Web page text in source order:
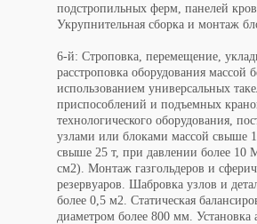
подстропильных ферм, панелей
Укрупнительная сборка и монтаж
6-й: Строповка, перемещение,
расстроповка оборудования массой
использованием универсальных
приспособлений и подъемных
технологического оборудования,
узлами или блоками массой свыше
свыше 25 т, при давлении более 10
см2). Монтаж газгольдеров и
резервуаров. Шабровка узлов и
более 0,5 м2. Статическая
диаметром более 800 мм. Установка